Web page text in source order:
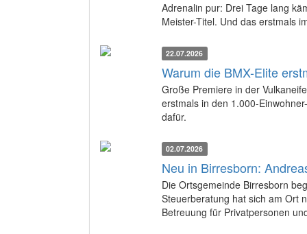
Adrenalin pur: Drei Tage lang
Meister-Titel. Und das erstmals
22.07.2026
Warum die BMX-Elite
Große Premiere in der
erstmals in den 1.000-
dafür.
02.07.2026
Neu in Birresborn:
Die Ortsgemeinde Birresborn
Steuerberatung hat sich am Ort
Betreuung für Privatpersonen